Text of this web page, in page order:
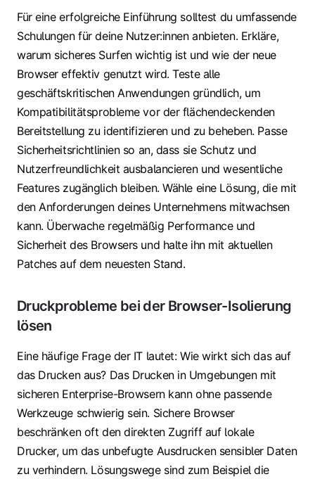
Für eine erfolgreiche Einführung solltest du umfassende
Schulungen für deine Nutzer:innen anbieten. Erkläre,
warum sicheres Surfen wichtig ist und wie der neue
Browser effektiv genutzt wird. Teste alle
geschäftskritischen Anwendungen gründlich, um
Kompatibilitätsprobleme vor der flächendeckenden
Bereitstellung zu identifizieren und zu beheben. Passe
Sicherheitsrichtlinien so an, dass sie Schutz und
Nutzerfreundlichkeit ausbalancieren und wesentliche
Features zugänglich bleiben. Wähle eine Lösung, die mit
den Anforderungen deines Unternehmens mitwachsen
kann. Überwache regelmäßig Performance und
Sicherheit des Browsers und halte ihn mit aktuellen
Patches auf dem neuesten Stand.
Druckprobleme bei der Browser-Isolierung
lösen
Eine häufige Frage der IT lautet: Wie wirkt sich das auf
das Drucken aus? Das Drucken in Umgebungen mit
sicheren Enterprise-Browsern kann ohne passende
Werkzeuge schwierig sein. Sichere Browser
beschränken oft den direkten Zugriff auf lokale
Drucker, um das unbefugte Ausdrucken sensibler Daten
zu verhindern. Lösungswege sind zum Beispiel die